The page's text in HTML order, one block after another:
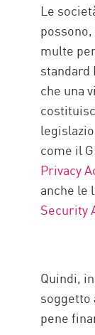
Le
multe
standard
che una
come il
Privacy
anche le
Security
Quindi,
soggetto
pene